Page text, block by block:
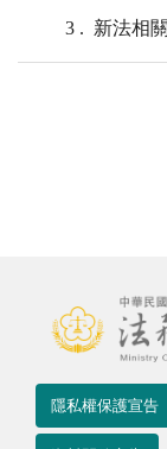
3 新法相
隱私權保護宣告